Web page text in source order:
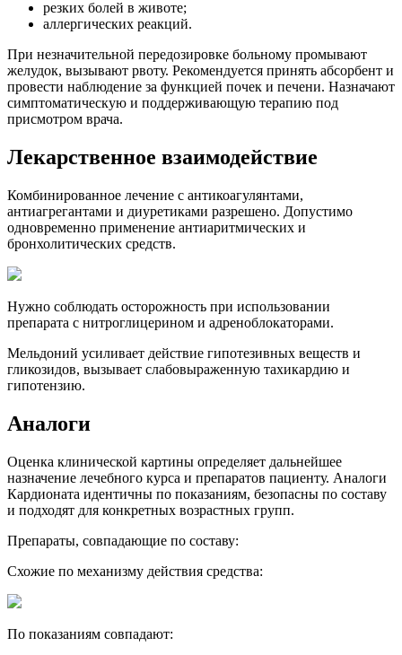
резких болей в животе;
аллергических реакций.
При незначительной передозировке больному промывают
желудок, вызывают рвоту. Рекомендуется принять абсорбент и
провести наблюдение за функцией почек и печени. Назначают
симптоматическую и поддерживающую терапию под
присмотром врача.
Лекарственное взаимодействие
Комбинированное лечение с антикоагулянтами,
антиагрегантами и диуретиками разрешено. Допустимо
одновременно применение антиаритмических и
бронхолитических средств.
Нужно соблюдать осторожность при использовании
препарата с нитроглицерином и адреноблокаторами.
Мельдоний усиливает действие гипотезивных веществ и
гликозидов, вызывает слабовыраженную тахикардию и
гипотензию.
Аналоги
Оценка клинической картины определяет дальнейшее
назначение лечебного курса и препаратов пациенту. Аналоги
Кардионата идентичны по показаниям, безопасны по составу
и подходят для конкретных возрастных групп.
Препараты, совпадающие по составу:
Схожие по механизму действия средства:
По показаниям совпадают: